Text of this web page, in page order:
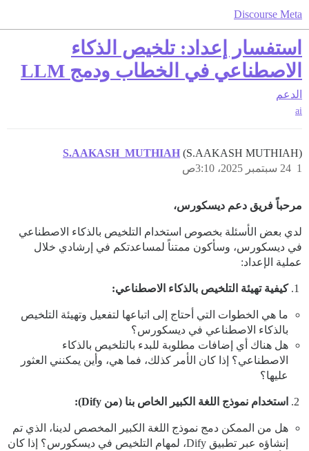
Discourse Meta
استفسار إعداد: تلخيص الذكاء
الاصطناعي في الخطاب ودمج LLM
الدعم
ai
S.AAKASH_MUTHIAH (S.AAKASH MUTHIAH)
24 سبتمبر 2025، 3:10ص 1
مرحباً فريق دعم ديسكورس،
لدي بعض الأسئلة بخصوص استخدام التلخيص بالذكاء الاصطناعي
في ديسكورس، وسأكون ممتناً لمساعدتكم في إرشادي خلال
عملية الإعداد:
كيفية تهيئة التلخيص بالذكاء الاصطناعي:
ما هي الخطوات التي أحتاج إلى اتباعها لتفعيل وتهيئة التلخيص
بالذكاء الاصطناعي في ديسكورس؟
هل هناك أي إضافات مطلوبة للبدء بالتلخيص بالذكاء
الاصطناعي؟ إذا كان الأمر كذلك، فما هي، وأين يمكنني العثور
عليها؟
استخدام نموذج اللغة الكبير الخاص بنا (من Dify):
هل من الممكن دمج نموذج اللغة الكبير المخصص لدينا، الذي تم
إنشاؤه عبر تطبيق Dify، لمهام التلخيص في ديسكورس؟ إذا كان